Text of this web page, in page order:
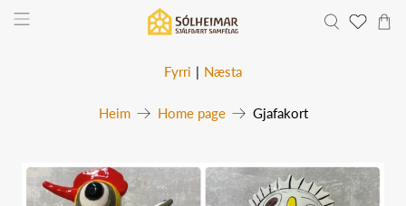
Heim Home page Gjafakort
Fyrri | Næsta